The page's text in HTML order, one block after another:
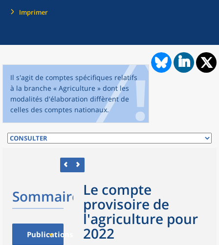
Imprimer
Il s'agit de comptes spécifiques relatifs
à la branche « Agriculture » dont les
modalités d'élaboration diffèrent de
celles des comptes nationaux.
Sommaire
Publications
Le compte
provisoire de
l'agriculture pour
2022